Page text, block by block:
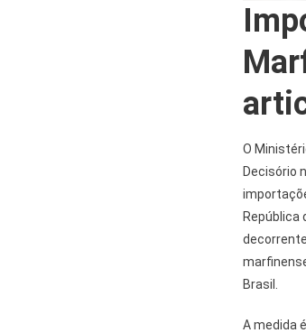
O
Decisório
Brasil.
A medida